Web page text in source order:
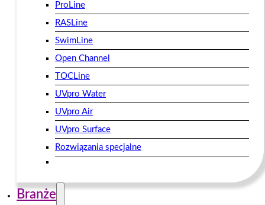
ProLine
RASLine
SwimLine
Open Channel
TOCLine
UVpro Water
UVpro Air
UVpro Surface
Rozwiązania specjalne
Branże